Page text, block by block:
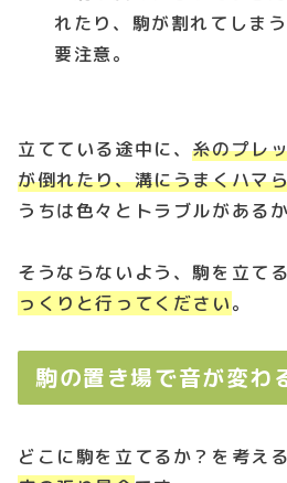
れたり、駒が割れてしま
要注意。
立てている途中に、糸のプレ
が倒れたり、溝にうまくハマ
うちは色々とトラブルがある
そうならないよう、駒を立てる
っくりと行ってください。
駒の置き場で音が変わ
どこに駒を立てるか？を考え